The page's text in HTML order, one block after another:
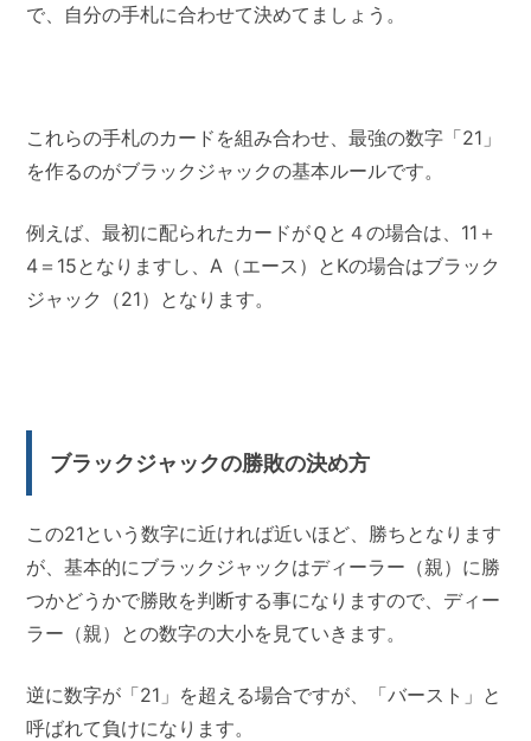
で、自分の手札に合わせて決めてましょう。
これらの手札のカードを組み合わせ、最強の数字「21」
を作るのがブラックジャックの基本ルールです。
例えば、最初に配られたカードがＱと４の場合は、11＋
4＝15となりますし、A（エース）とKの場合はブラック
ジャック（21）となります。
ブラックジャックの勝敗の決め方
この21という数字に近ければ近いほど、勝ちとなります
が、基本的にブラックジャックはディーラー（親）に勝
つかどうかで勝敗を判断する事になりますので、ディー
ラー（親）との数字の大小を見ていきます。
逆に数字が「21」を超える場合ですが、「バースト」と
呼ばれて負けになります。